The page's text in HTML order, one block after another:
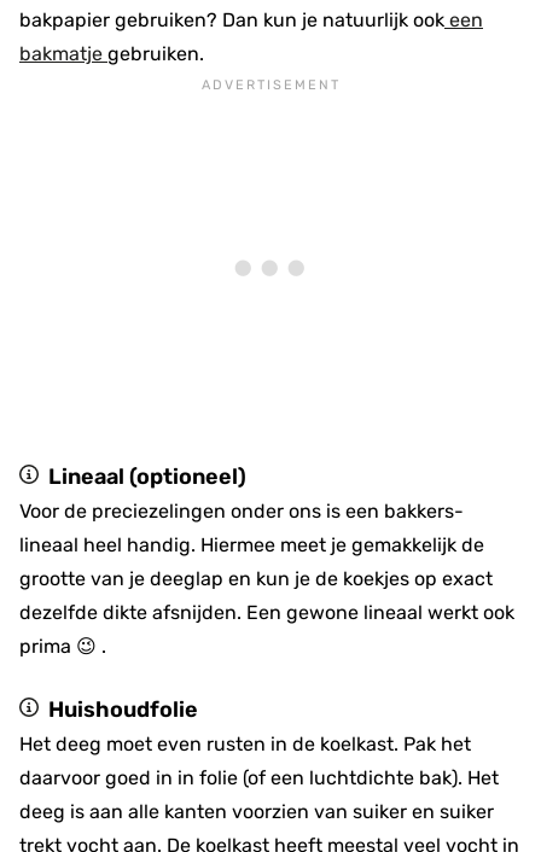
bakpapier gebruiken? Dan kun je natuurlijk ook een
bakmatje gebruiken.
Lineaal (optioneel)
Voor de preciezelingen onder ons is een bakkers-
lineaal heel handig. Hiermee meet je gemakkelijk de
grootte van je deeglap en kun je de koekjes op exact
dezelfde dikte afsnijden. Een gewone lineaal werkt ook
prima 😉 .
Huishoudfolie
Het deeg moet even rusten in de koelkast. Pak het
daarvoor goed in in folie (of een luchtdichte bak). Het
deeg is aan alle kanten voorzien van suiker en suiker
trekt vocht aan. De koelkast heeft meestal veel vocht in